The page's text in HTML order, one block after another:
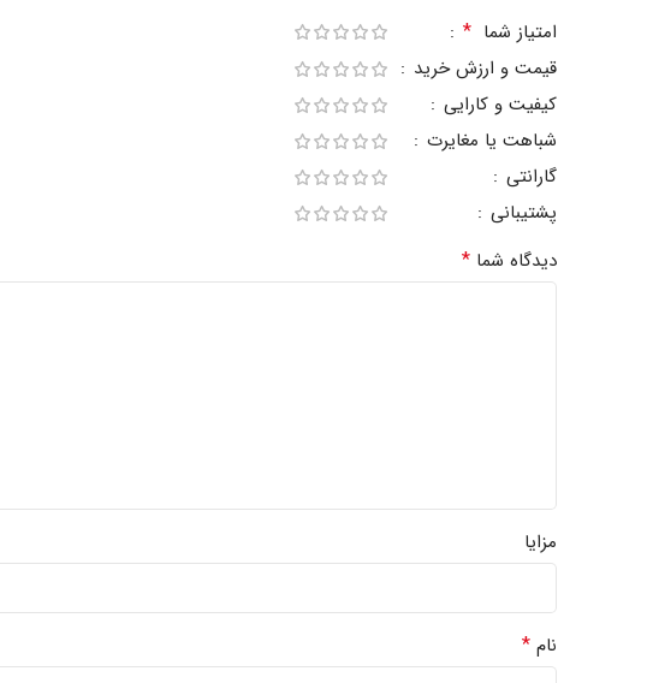
امتیاز شما *
قیمت و ارزش خرید
کیفیت و کارایی
شباهت یا مغایرت
گارانتی
پشتیبانی
دیدگاه شما *
مزایا
نام *